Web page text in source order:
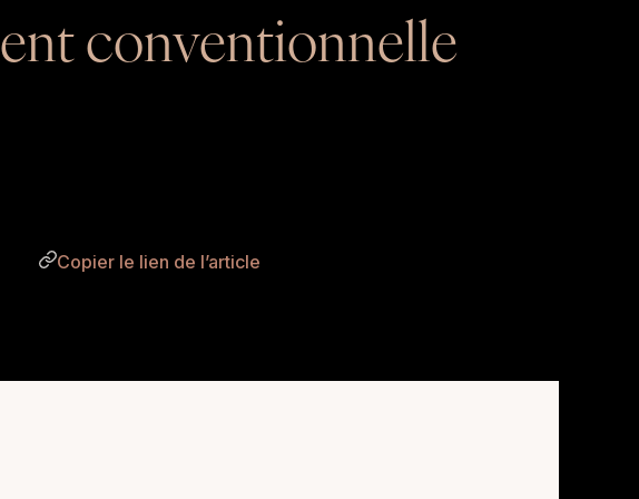
conventionnelle
Copier le lien de l’article